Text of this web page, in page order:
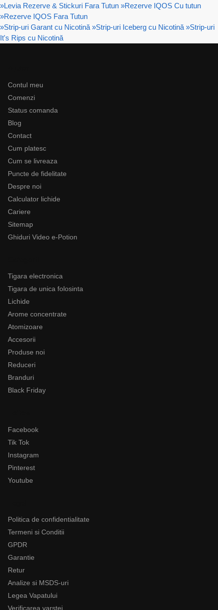
»Levia Rezerve & Stickuri Fara Tutun »Rezerve IQOS Cu tutun
»Rezerve IQOS Fara Tutun
»Strip-uri Garant cu Nicotină »Strip-uri Iceberg cu Nicotină »Strip-uri
It's Rips cu Nicotină
Contul meu
Comenzi
Status comanda
Blog
Contact
Cum platesc
Cum se livreaza
Puncte de fidelitate
Despre noi
Calculator lichide
Cariere
Sitemap
Ghiduri Video e-Potion
Tigara electronica
Tigara de unica folosinta
Lichide
Arome concentrate
Atomizoare
Accesorii
Produse noi
Reduceri
Branduri
Black Friday
Facebook
Tik Tok
Instagram
Pinterest
Youtube
Politica de confidentialitate
Termeni si Conditii
GPDR
Garantie
Retur
Analize si MSDS-uri
Legea Vapatului
Verificarea varstei